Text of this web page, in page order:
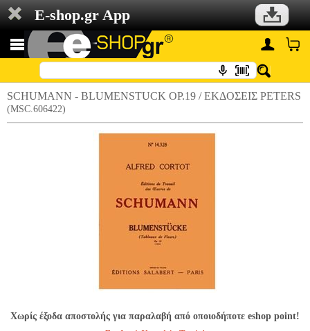
E-shop.gr App
SCHUMANN - BLUMENSTUCK OP.19 / ΕΚΔΟΣΕΙΣ PETERS
(MSC.606422)
Χωρίς έξοδα αποστολής για παραλαβή από οποιοδήποτε eshop point!